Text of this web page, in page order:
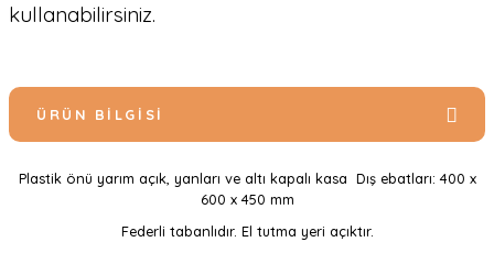
kullanabilirsiniz.
ÜRÜN BILGISI
Plastik önü yarım açık, yanları ve altı kapalı kasa Dış ebatları: 400 x
600 x 450 mm
Federli tabanlıdır. El tutma yeri açıktır.